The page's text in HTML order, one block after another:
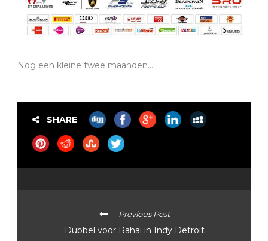
Nog een kleine twee maanden…
SHARE
Previous Post
Dubbel voor Rahal in Indy Detroit